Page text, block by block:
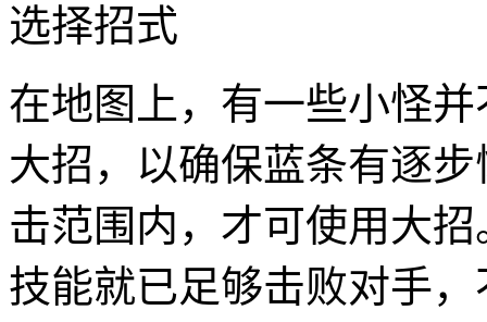
选择招式
在地图上，有一些小怪
大招，以确保蓝条有逐
击范围内，才可使用大
技能就已足够击败对手